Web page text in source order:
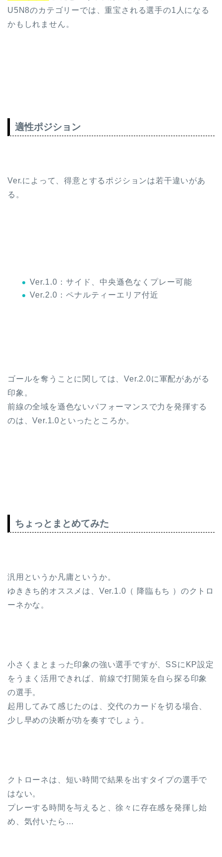
U5N8のカテゴリーでは、重宝される選手の1人になる
かもしれません。
適性ポジション
Ver.によって、得意とするポジションは若干違いがあ
る。
Ver.1.0：サイド、中央遜色なくプレー可能
Ver.2.0：ペナルティーエリア付近
ゴールを奪うことに関しては、Ver.2.0に軍配があがる
印象。
前線の全域を遜色ないパフォーマンスで力を発揮する
のは、Ver.1.0といったところか。
ちょっとまとめてみた
汎用というか凡庸というか。
ゆききち的オススメは、Ver.1.0（ 降臨もち ）のクトロ
ーネかな。
小さくまとまった印象の強い選手ですが、SSにKP設定
をうまく活用できれば、前線で打開策を自ら探る印象
の選手。
起用してみて感じたのは、交代のカードを切る場合、
少し早めの決断が功を奏すでしょう。
クトローネは、短い時間で結果を出すタイプの選手で
はない。
プレーする時間を与えると、徐々に存在感を発揮し始
め、気付いたら…